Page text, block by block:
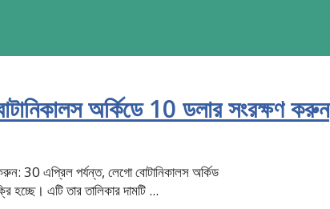
অর্কিডে 10 ডলার সংরক্ষণ করুন
30 এপ্রিল পর্যন্ত, লেগো বোটানিকালস অর্কিড
হচ্ছে। এটি তার তালিকার দামটি ...